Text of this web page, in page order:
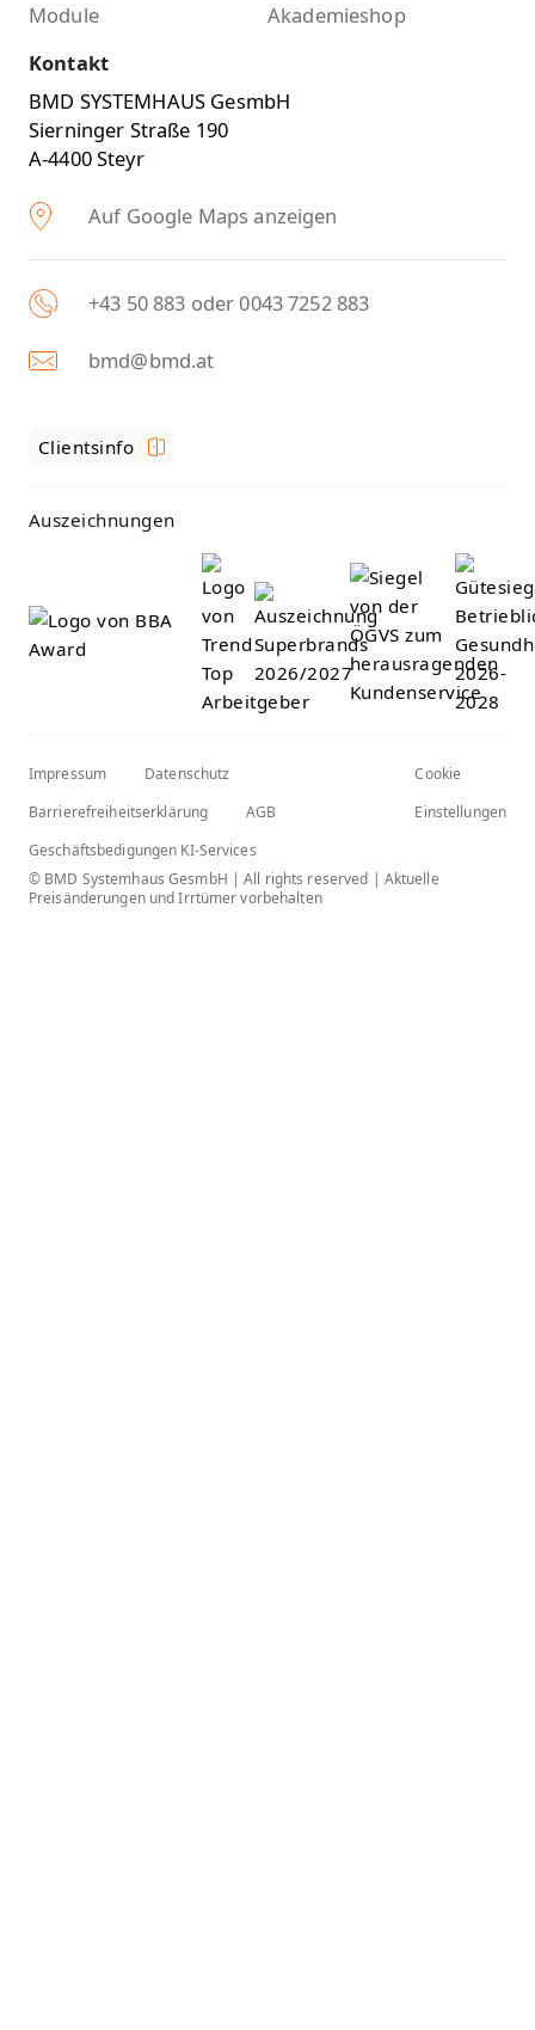
Module
Akademieshop
Kontakt
BMD SYSTEMHAUS GesmbH
Sierninger Straße 190
A-4400 Steyr
Auf Google Maps anzeigen
+43 50 883 oder 0043 7252 883
bmd@bmd.at
Clientsinfo
Auszeichnungen
Impressum
Datenschutz
Barrierefreiheitserklärung
AGB
Geschäftsbedigungen KI-Services
Cookie
Einstellungen
© BMD Systemhaus GesmbH | All rights reserved | Aktuelle
Preisänderungen und Irrtümer vorbehalten